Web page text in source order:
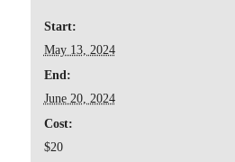
Start:
May 13, 2024
End:
June 20, 2024
Cost:
$20